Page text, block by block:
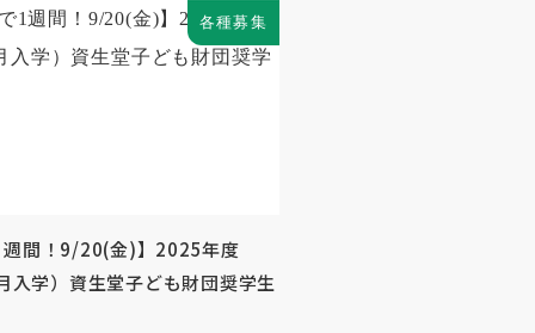
各種募集
週間！9/20(金)】2025年度
入学）資生堂子ども財団奨学生